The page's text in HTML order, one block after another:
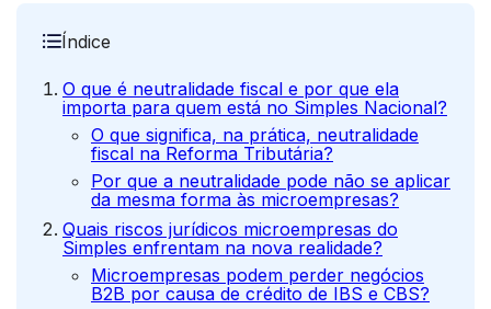
Índice
O que é neutralidade fiscal e por que ela
importa para quem está no Simples Nacional?
O que significa, na prática, neutralidade
fiscal na Reforma Tributária?
Por que a neutralidade pode não se aplicar
da mesma forma às microempresas?
Quais riscos jurídicos microempresas do
Simples enfrentam na nova realidade?
Microempresas podem perder negócios
B2B por causa de crédito de IBS e CBS?